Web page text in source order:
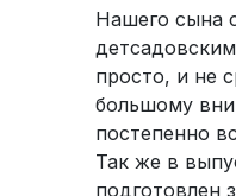
Нашего сына
просто, и не
большому
постепенно
Так же в
подготовлен